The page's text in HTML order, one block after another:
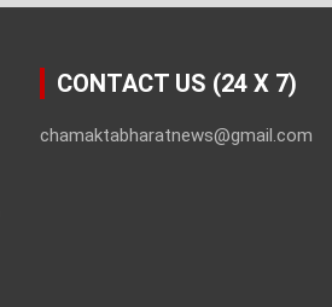
CONTACT US (24 X 7)
chamaktabharatnews@gmail.com